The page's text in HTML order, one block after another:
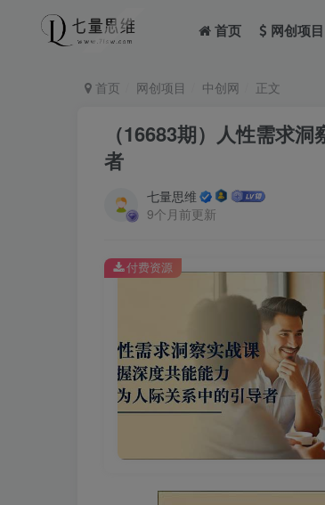
首页 网创项目
首页 网创项目 中创网 正文
（16683期）人性需求
者
七量思维
9个月前更新
付费资源